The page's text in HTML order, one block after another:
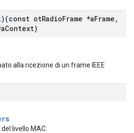
)(const otRadioFrame *aFrame ,
Context)
alla ricezione di un frame IEEE
livello MAC.